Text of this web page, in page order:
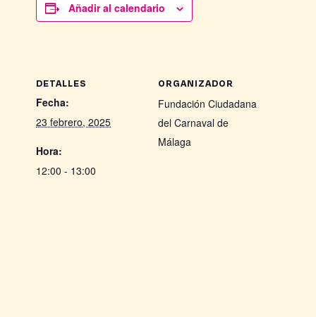
Añadir al calendario
DETALLES
Fecha:
23 febrero, 2025
Hora:
12:00 - 13:00
ORGANIZADOR
Fundación Ciudadana
del Carnaval de
Málaga